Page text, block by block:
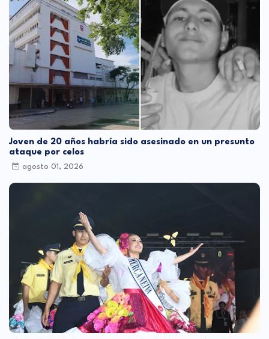
Joven de 20 años habría sido asesinado en un presunto
ataque por celos
agosto 01, 2026